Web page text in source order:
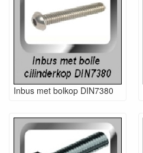
Inbus met bolkop DIN7380